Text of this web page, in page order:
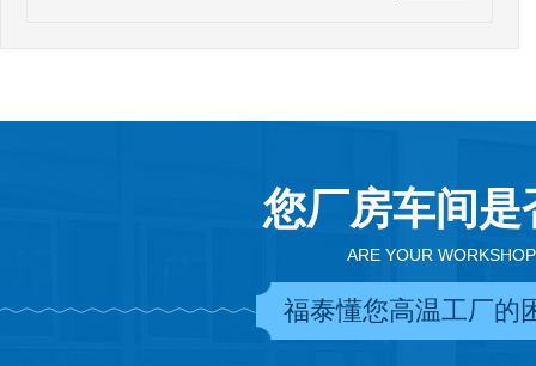
您厂房车间
ARE YOUR
福泰懂您高温工厂的